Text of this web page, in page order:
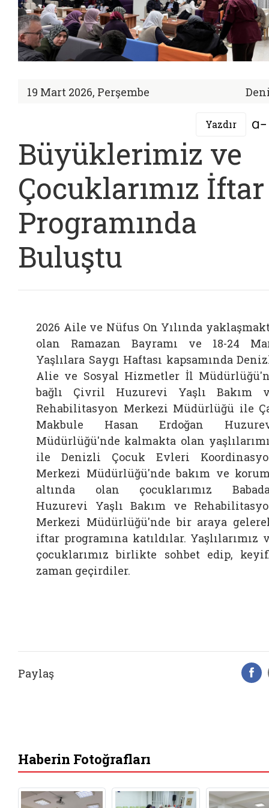
19 Mart 2026, Perşembe
Yazdır
Büyüklerimiz ve
Çocuklarımız İftar
Programında
Buluştu
2026 Aile ve Nüfus On Yılında
olan Ramazan Bayramı ve 18-24
Yaşlılara Saygı Haftası kapsamında
Alie ve Sosyal Hizmetler İl
bağlı Çivril Huzurevi Yaşlı Bakım
Rehabilitasyon Merkezi Müdürlüğü ile
Makbule Hasan Erdoğan
Müdürlüğü'nde kalmakta olan
ile Denizli Çocuk Evleri
Merkezi Müdürlüğü'nde bakım ve
altında olan çocuklarımız
Huzurevi Yaşlı Bakım ve
Merkezi Müdürlüğü'nde bir araya
iftar programına katıldılar. Yaşlılarımız
çocuklarımız birlikte sohbet edip,
zaman geçirdiler.
Paylaş
Haberin Fotoğrafları